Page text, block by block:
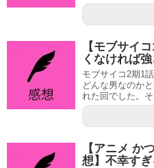
【モブサイ
くなければ
モブサイコ2期1
どんな男なのか
れた回でした。
【アニメ か
想】不幸す